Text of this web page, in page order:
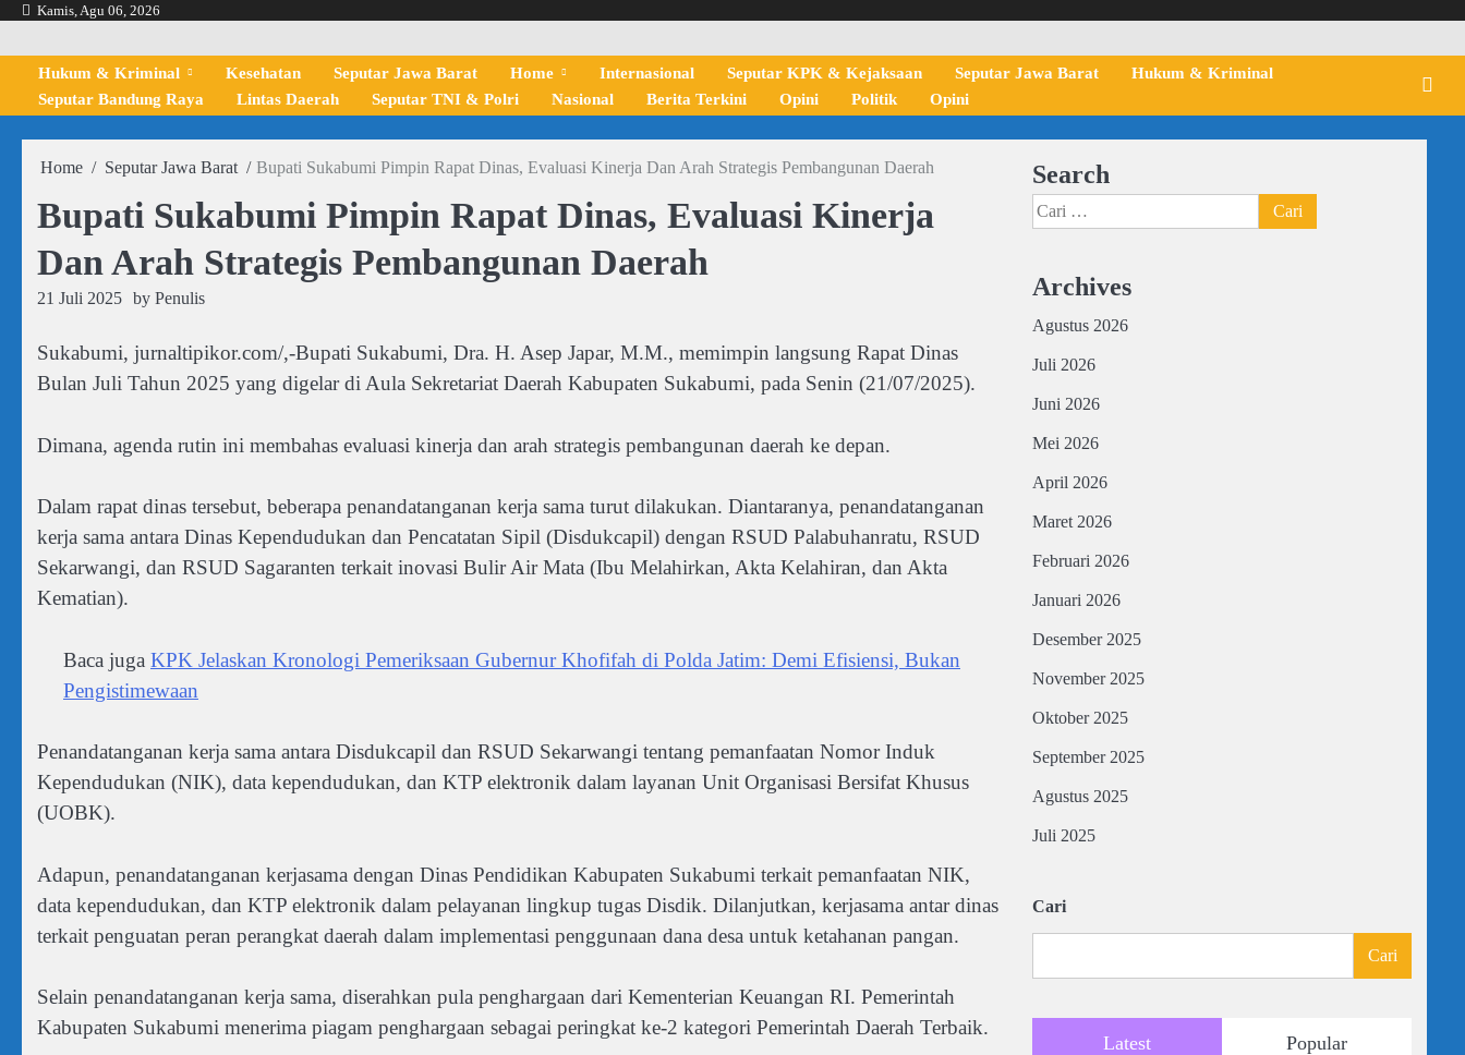
Skip
content
Kamis, Agu 06, 2026
Hukum & Kriminal Kesehatan Seputar Jawa Barat Home Internasional Seputar KPK & Kejaksaan Seputar Jawa Barat
Hukum & Kriminal
Seputar Bandung Raya
Lintas Daerah Seputar TNI & Polri Nasional Berita Terkini Opini Politik Opini
Home Seputar Jawa Barat Bupati Sukabumi Pimpin Rapat Dinas, Evaluasi Kinerja Dan Arah Strategis Pembangunan Daerah
Bupati Sukabumi Pimpin Rapat Dinas, Evaluasi Kinerja
Dan Arah Strategis Pembangunan Daerah
21 Juli 2025 by Penulis
Sukabumi, jurnaltipikor.com/,-Bupati Sukabumi, Dra. H. Asep Japar, M.M., memimpin langsung Rapat Dinas
Bulan Juli Tahun 2025 yang digelar di Aula Sekretariat Daerah Kabupaten Sukabumi, pada Senin (21/07/2025).
Dimana, agenda rutin ini membahas evaluasi kinerja dan arah strategis pembangunan daerah ke depan.
Dalam rapat dinas tersebut, beberapa penandatanganan kerja sama turut dilakukan. Diantaranya, penandatanganan
kerja sama antara Dinas Kependudukan dan Pencatatan Sipil (Disdukcapil) dengan RSUD Palabuhanratu, RSUD
Sekarwangi, dan RSUD Sagaranten terkait inovasi Bulir Air Mata (Ibu Melahirkan, Akta Kelahiran, dan Akta
Kematian).
Baca juga KPK Jelaskan Kronologi Pemeriksaan Gubernur Khofifah di Polda Jatim: Demi Efisiensi, Bukan
Pengistimewaan
Penandatanganan kerja sama antara Disdukcapil dan RSUD Sekarwangi tentang pemanfaatan Nomor Induk
Kependudukan (NIK), data kependudukan, dan KTP elektronik dalam layanan Unit Organisasi Bersifat Khusus
(UOBK).
Adapun, penandatanganan kerjasama dengan Dinas Pendidikan Kabupaten Sukabumi terkait pemanfaatan NIK,
data kependudukan, dan KTP elektronik dalam pelayanan lingkup tugas Disdik. Dilanjutkan, kerjasama antar dinas
terkait penguatan peran perangkat daerah dalam implementasi penggunaan dana desa untuk ketahanan pangan.
Selain penandatanganan kerja sama, diserahkan pula penghargaan dari Kementerian Keuangan RI. Pemerintah
Kabupaten Sukabumi menerima piagam penghargaan sebagai peringkat ke-2 kategori Pemerintah Daerah Terbaik.
Search
Cari
untuk:
Archives
Agustus 2026
Juli 2026
Juni 2026
Mei 2026
April 2026
Maret 2026
Februari 2026
Januari 2026
Desember 2025
November 2025
Oktober 2025
September 2025
Agustus 2025
Juli 2025
Cari
Cari
Latest Popular